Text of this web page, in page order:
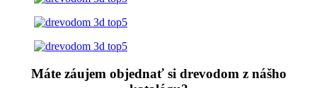
Máte záujem objednať si drevodom z nášho